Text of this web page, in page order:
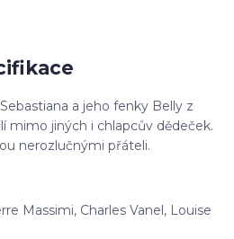
a jeho fenky Belly z
mimo jiných i chlapcův dědeček.
nerozlučnými přáteli.
Massimi, Charles Vanel, Louise